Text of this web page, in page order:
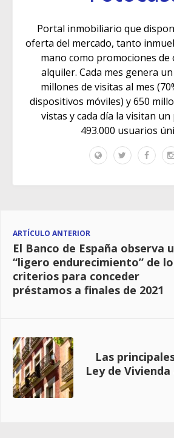
Portal inmobiliario que
oferta del mercado, tanto
mano como promociones de
alquiler. Cada mes genera
millones de visitas al mes
dispositivos móviles) y 650
vistas y cada día la visitan
493.000 usuarios
ARTÍCULO ANTERIOR
El Banco de España observa
“ligero endurecimiento” de
criterios para conceder
préstamos a finales de 2021
Las
Ley de